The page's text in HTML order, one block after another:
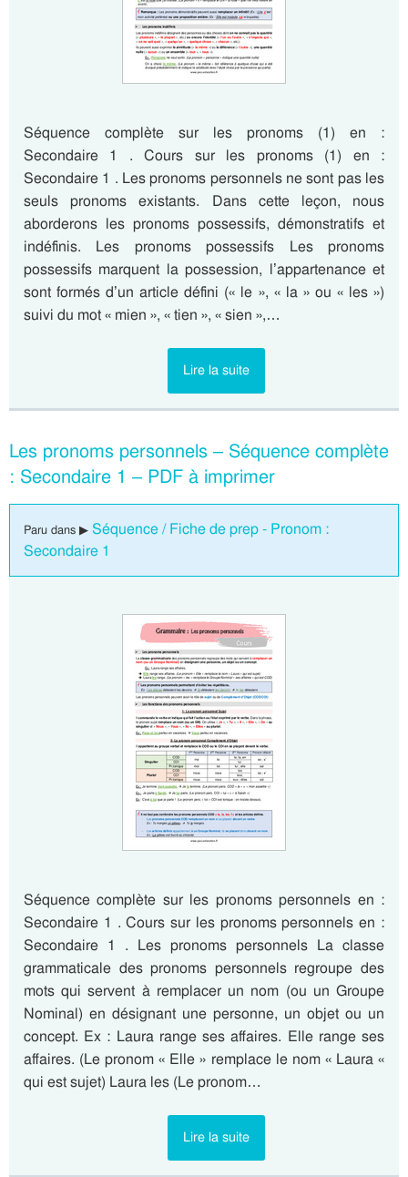
Séquence complète sur les pronoms (1) en :
Secondaire 1 . Cours sur les pronoms (1) en :
Secondaire 1 . Les pronoms personnels ne sont pas les
seuls pronoms existants. Dans cette leçon, nous
aborderons les pronoms possessifs, démonstratifs et
indéfinis. Les pronoms possessifs Les pronoms
possessifs marquent la possession, l’appartenance et
sont formés d’un article défini (« le », « la » ou « les »)
suivi du mot « mien », « tien », « sien »,…
Lire la suite
Les pronoms personnels – Séquence complète
: Secondaire 1 – PDF à imprimer
Paru dans ▶ Séquence / Fiche de prep - Pronom :
Secondaire 1
Séquence complète sur les pronoms personnels en :
Secondaire 1 . Cours sur les pronoms personnels en :
Secondaire 1 . Les pronoms personnels La classe
grammaticale des pronoms personnels regroupe des
mots qui servent à remplacer un nom (ou un Groupe
Nominal) en désignant une personne, un objet ou un
concept. Ex : Laura range ses affaires. Elle range ses
affaires. (Le pronom « Elle » remplace le nom « Laura «
qui est sujet) Laura les (Le pronom…
Lire la suite